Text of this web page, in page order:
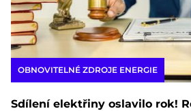
OBNOVITELNÉ ZDROJE ENERGIE
Sdílení elektřiny oslavilo rok!